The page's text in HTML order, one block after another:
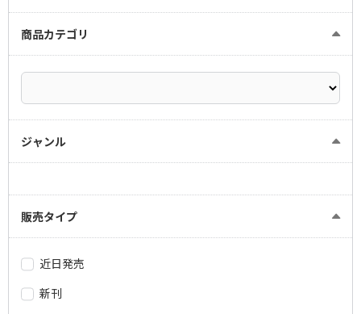
商品カテゴリ
ジャンル
販売タイプ
近日発売
新刊